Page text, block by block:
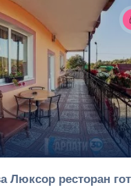
Люксор ресторан